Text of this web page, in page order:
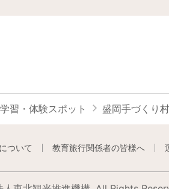
学習・体験スポット 盛岡手づくり村
ついて 教育旅行関係者の皆様へ